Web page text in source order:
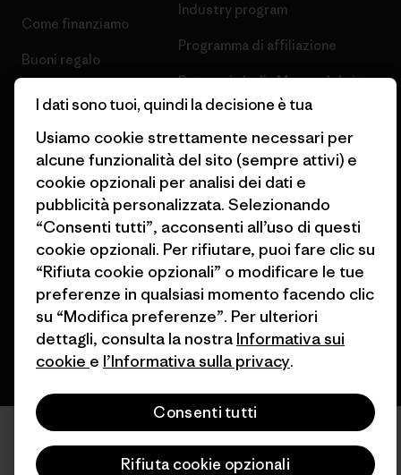
Come finanziamo
Buoni regalo
Trova un negozio
Industry program
Programma di affiliazione
Patagonia Italia Mappa del sito
© 2026 Patagonia, Inc. All Rights Reserved.
italiano
I dati sono tuoi, quindi la decisione è tua
Usiamo cookie strettamente necessari per
alcune funzionalità del sito (sempre attivi) e
cookie opzionali per analisi dei dati e
pubblicità personalizzata. Selezionando
“Consenti tutti”, acconsenti all’uso di questi
cookie opzionali. Per rifiutare, puoi fare clic su
“Rifiuta cookie opzionali” o modificare le tue
preferenze in qualsiasi momento facendo clic
su “Modifica preferenze”. Per ulteriori
dettagli, consulta la nostra Informativa sui
cookie e l’Informativa sulla privacy.
Consenti tutti
Rifiuta cookie opzionali